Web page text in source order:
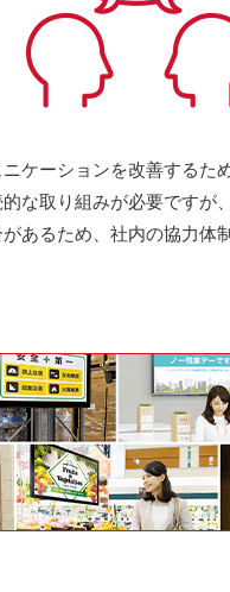
ケーションを改善するた
な取り組みが必要ですが
あるため、社内の協力体